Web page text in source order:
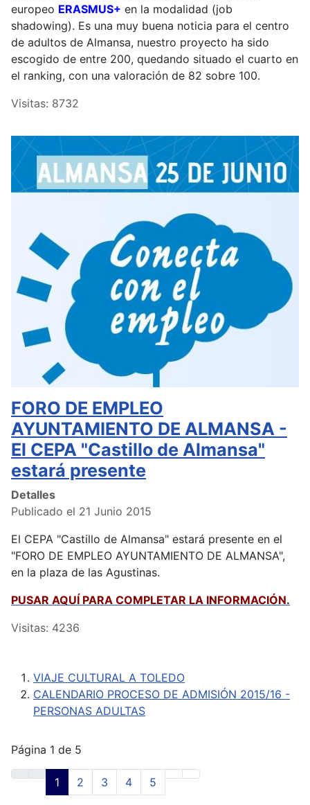
europeo ERASMUS+ en la modalidad (job
shadowing). Es una muy buena noticia para el centro
de adultos de Almansa, nuestro proyecto ha sido
escogido de entre 200, quedando situado el cuarto en
el ranking, con una valoración de 82 sobre 100.
Visitas: 8732
FORO DE EMPLEO
AYUNTAMIENTO DE ALMANSA -
El CEPA "Castillo de Almansa"
estará presente
Detalles
Publicado el 21 Junio 2015
El CEPA "Castillo de Almansa" estará presente en el
"FORO DE EMPLEO AYUNTAMIENTO DE ALMANSA",
en la plaza de las Agustinas.
PUSAR AQUÍ PARA COMPLETAR LA INFORMACIÓN.
Visitas: 4236
VIAJE CULTURAL A TOLEDO
CALENDARIO PROCESO DE ADMISIÓN 2015/16 -
PERSONAS ADULTAS
Página 1 de 5
1 2 3 4 5